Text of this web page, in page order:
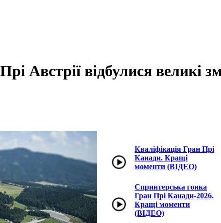
Австрії відбулися великі
Кваліфікація Гран Прі
Канади. Кращі
моменти (ВІДЕО)
Спринтерська гонка
Гран Прі Канади-2026.
Кращі моменти
(ВІДЕО)